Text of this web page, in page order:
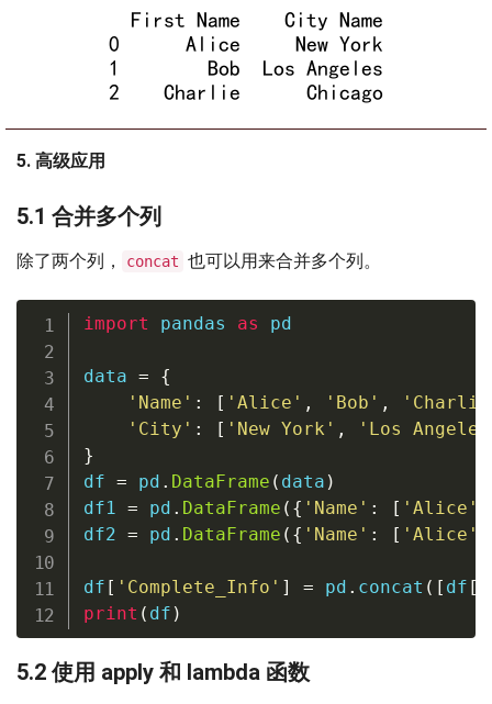
5. 高级应用
5.1 合并多个列
除了两个列， concat 也可以用来合并多个列。
import pandas as pd
data =
{
'Name' : [ 'Alice' , 'Bob' ,
'City' : [ 'New York' ,
'Los
}
df = pd . DataFrame ( data )
df1 = pd . DataFrame ( { 'Name' : [ 'Alice'
df2 = pd . DataFrame ( { 'Name' : [ 'Alice'
df [ 'Complete_Info' ] = pd . concat ( [ df [
print ( df )
5.2 使用 apply 和 lambda 函数